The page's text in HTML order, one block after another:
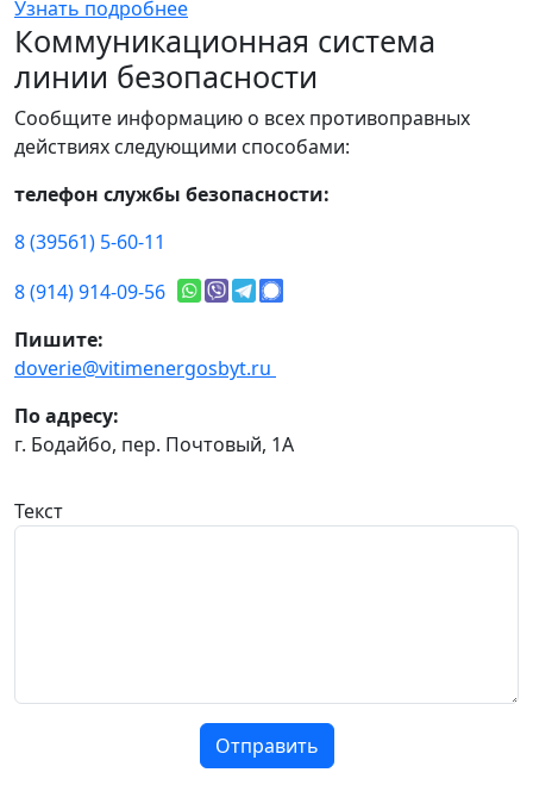
Узнать подробнее
Коммуникационная система
линии безопасности
Сообщите информацию о всех противоправных
действиях следующими способами:
телефон службы безопасности:
8 (39561) 5-60-11
8 (914) 914-09-56
Пишите:
doverie@vitimenergosbyt.ru
По адресу:
г. Бодайбо, пер. Почтовый, 1А
Текст
Отправить